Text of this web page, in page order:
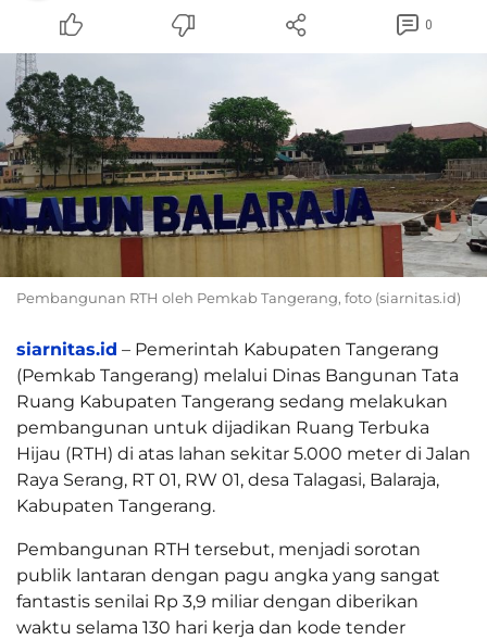
0
Pembangunan RTH oleh Pemkab Tangerang, foto (siarnitas.id)
siarnitas.id – Pemerintah Kabupaten Tangerang
(Pemkab Tangerang) melalui Dinas Bangunan Tata
Ruang Kabupaten Tangerang sedang melakukan
pembangunan untuk dijadikan Ruang Terbuka
Hijau (RTH) di atas lahan sekitar 5.000 meter di Jalan
Raya Serang, RT 01, RW 01, desa Talagasi, Balaraja,
Kabupaten Tangerang.
Pembangunan RTH tersebut, menjadi sorotan
publik lantaran dengan pagu angka yang sangat
fantastis senilai Rp 3,9 miliar dengan diberikan
waktu selama 130 hari kerja dan kode tender